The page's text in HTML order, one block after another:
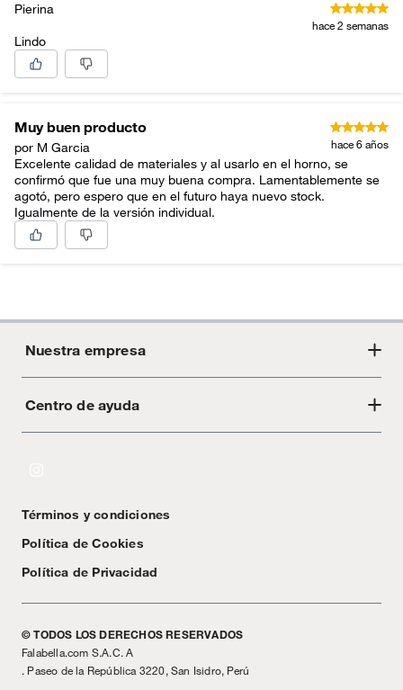
Pierina
hace 2 semanas
Lindo
Muy buen producto
por M Garcia hace 6 años
Excelente calidad de materiales y al usarlo en el horno, se
confirmó que fue una muy buena compra. Lamentablemente se
agotó, pero espero que en el futuro haya nuevo stock.
Igualmente de la versión individual.
Nuestra empresa
Acerca de Crate
Centro de ayuda
Textos Legales
Términos y condiciones
Política de Cookies
Política de Privacidad
© TODOS LOS DERECHOS RESERVADOS
Falabella.com S.A.C. A
. Paseo de la República 3220, San Isidro, Perú